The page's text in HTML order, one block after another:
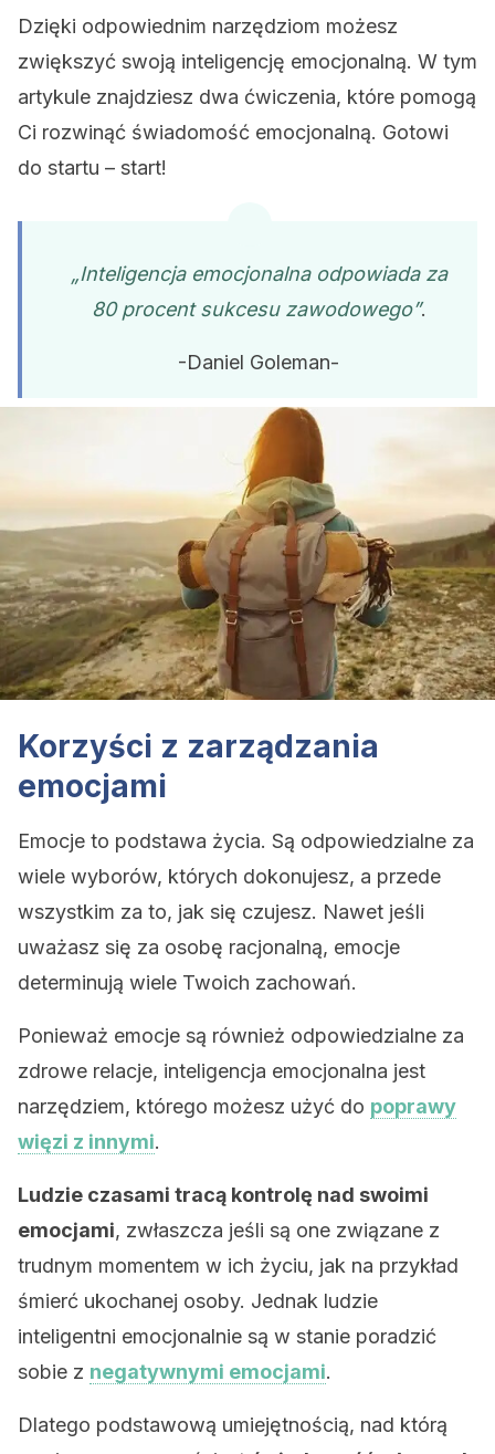
Dzięki odpowiednim narzędziom możesz
zwiększyć swoją inteligencję emocjonalną. W tym
artykule znajdziesz dwa ćwiczenia, które pomogą
Ci rozwinąć świadomość emocjonalną. Gotowi
do startu – start!
„Inteligencja emocjonalna odpowiada za
80 procent sukcesu zawodowego”.
-Daniel Goleman-
Korzyści z zarządzania
emocjami
Emocje to podstawa życia. Są odpowiedzialne za
wiele wyborów, których dokonujesz, a przede
wszystkim za to, jak się czujesz. Nawet jeśli
uważasz się za osobę racjonalną, emocje
determinują wiele Twoich zachowań.
Ponieważ emocje są również odpowiedzialne za
zdrowe relacje, inteligencja emocjonalna jest
narzędziem, którego możesz użyć do poprawy
więzi z innymi.
Ludzie czasami tracą kontrolę nad swoimi
emocjami, zwłaszcza jeśli są one związane z
trudnym momentem w ich życiu, jak na przykład
śmierć ukochanej osoby. Jednak ludzie
inteligentni emocjonalnie są w stanie poradzić
sobie z negatywnymi emocjami.
Dlatego podstawową umiejętnością, nad którą